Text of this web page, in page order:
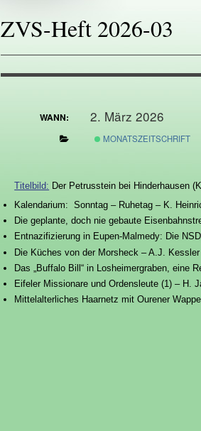
ZVS-Heft 2026-03
WANN: 2. März 2026
MONATSZEITSCHRIFT
Titelbild: Der Petrusstein bei Hinderhausen
Kalendarium: Sonntag – Ruhetag – K.
Die geplante, doch nie gebaute
Entnazifizierung in Eupen-Malmedy: Die
Die Küches von der Morsheck – A.J. Kessler
Das „Buffalo Bill“ in Losheimergraben, eine
Eifeler Missionare und Ordensleute (1) – H.
Mittelalterliches Haarnetz mit Ourener